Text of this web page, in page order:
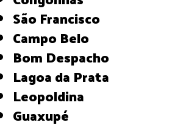
São Francisco
Campo Belo
Bom Despacho
Lagoa da Prata
Leopoldina
Guaxupé